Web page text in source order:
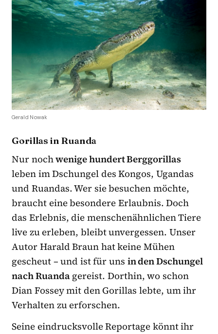
Gerald Nowak
Gorillas in Ruanda
Nur nochwenige hundert Berggorillas
leben im Dschungel des Kongos, Ugandas
und Ruandas. Wer sie besuchen möchte,
braucht eine besondere Erlaubnis. Doch
das Erlebnis, die menschenähnlichen Tiere
live zu erleben, bleibt unvergessen. Unser
Autor Harald Braun hat keine Mühen
gescheut – und ist für uns in den Dschungel
nach Ruandagereist. Dorthin, wo schon
Dian Fossey mit den Gorillas lebte, um ihr
Verhalten zu erforschen.
Seine eindrucksvolle Reportage könnt ihr